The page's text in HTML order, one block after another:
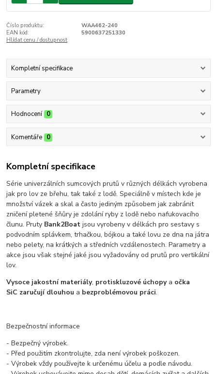
Číslo produktu:
WAA462-240
EAN kód:
5900637251330
Hlídat cenu / dostupnost
Kompletní specifikace
Parametry
Hodnocení 0
Komentáře 0
Kompletní specifikace
Série univerzálních sumcových prutů v různých délkách vyrobena
jak pro lov ze břehu, tak také z lodě. Speciálně v místech kde je
množství vázek a skal a často jediným způsobem jak zabránit
zničení pletené šňůry je zdolání ryby z lodě nebo nafukovacího
člunu. Pruty Bank2Boat jsou vyrobeny v délkách pro sestavy s
podvodním splávkem, trhačkou, bójkou a také lovu ze dna na játra
nebo pelety, na krátkých a středních vzdálenostech. Parametry a
akce jsou však stejné jaké jsou vyžadovány od prutů pro vertikální
lov.
Vysoce jakostní materiály, protiskluzové úchopy a očka
SiC zaručují dlouhou a bezproblémovou práci.
Bezpečnostní informace
- Bezpečný výrobek.
- Před použitím zkontrolujte, zda není výrobek poškozen.
- Výrobek vždy používejte k určenému účelu a podle návodu.